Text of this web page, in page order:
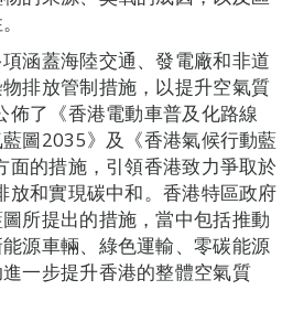
涵蓋海陸交通、發電廠和非道
排放管制措施，以提升空氣質
了《香港電動車普及化路線
圖2035》及《香港氣候行動藍
面的措施，引領香港致力爭取於
放和實現碳中和。香港特區政府
所提出的措施，當中包括推動
源車輛、綠色運輸、零碳能源
一步提升香港的整體空氣質